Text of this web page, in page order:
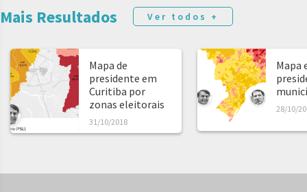
Mais Resultados Ver todos +
Mapa de
presidente em
Curitiba por
zonas eleitorais
31/10/2018
Mapa
28/10/